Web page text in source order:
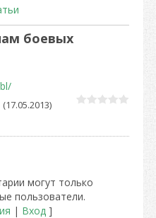
боевых
(17.05.2013)
могут только
пользователи.
| Вход]